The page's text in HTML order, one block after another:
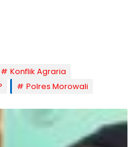
Konflik Agraria
Polres Morowali